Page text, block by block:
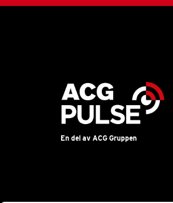
En del av ACG Gruppen